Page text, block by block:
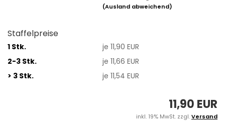
(Ausland abweichend)
Staffelpreise
1 Stk.
je 11,90 EUR
2-3 Stk.
je 11,66 EUR
> 3 Stk.
je 11,54 EUR
11,90 EUR
inkl. 19% MwSt. zzgl.Versand